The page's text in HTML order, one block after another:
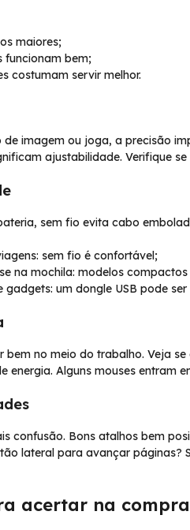
maiores;
funcionam bem;
costumam servir melhor.
imagem ou joga, a precisão
ajustabilidade. Verifique
sem fio evita cabo
sem fio é confortável;
na mochila: modelos
gadgets: um dongle USB pode ser
bem no meio do trabalho. Veja
energia. Alguns mouses entram
confusão. Bons atalhos bem
lateral para avançar páginas?
acertar na compra